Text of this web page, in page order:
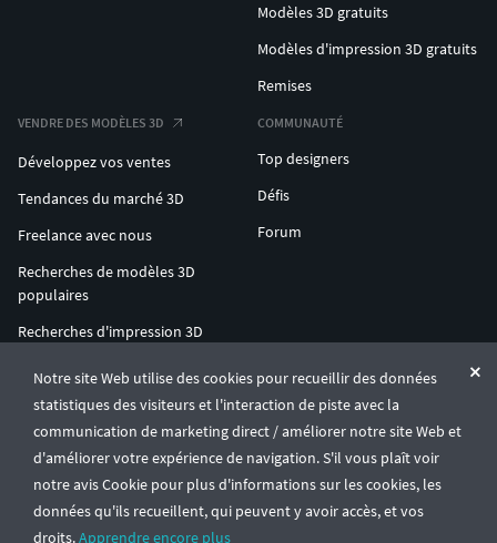
Notre site Web utilise des cookies pour recueillir des données
statistiques des visiteurs et l'interaction de piste avec la
communication de marketing direct / améliorer notre site Web et
d'améliorer votre expérience de navigation. S'il vous plaît voir
notre avis Cookie pour plus d'informations sur les cookies, les
données qu'ils recueillent, qui peuvent y avoir accès, et vos
droits.Apprendre encore plus
Modèles 3D gratuits
Modèles d'impression 3D gratuits
Remises
VENDRE DES MODÈLES 3D
Développez vos ventes
Tendances du marché 3D
Freelance avec nous
Recherches de modèles 3D
populaires
Recherches d'impression 3D
COMMUNAUTÉ
Top designers
Défis
Forum
ENTERPRISE 3D AT SCALE
© CGTrader 2011-2026
UAB CGTrader, Antakalnio st. 17, Vilnius, Lithuania
Conditions généralesConfidentialité🇫🇷 Français